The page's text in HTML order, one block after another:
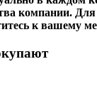
компании.
к вашему